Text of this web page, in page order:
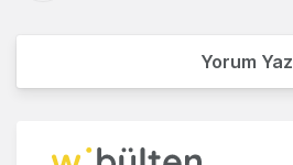
Yorum Yaz